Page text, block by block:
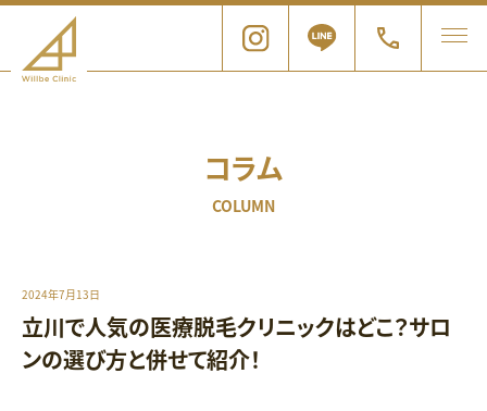
コラム
COLUMN
2024年7月13日
立川で人気の医療脱毛クリニックはどこ？サロ
ンの選び方と併せて紹介！